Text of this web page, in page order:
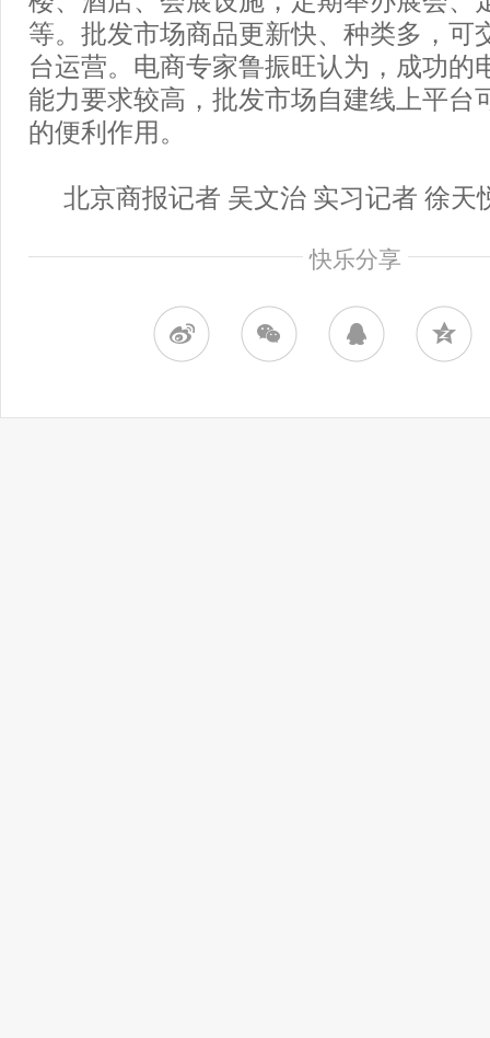
等。批发市场商品更新快、种类多，可
台运营。电商专家鲁振旺认为，成功的
能力要求较高，批发市场自建线上平台
的便利作用。
北京商报记者 吴文治 实习记者 徐天
快乐分享